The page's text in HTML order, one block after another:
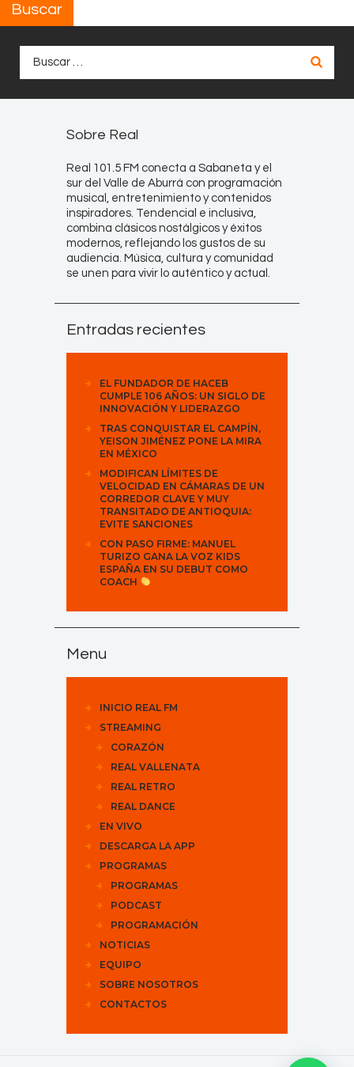
Buscar
Sobre Real
Real 101.5 FM conecta a Sabaneta y el
sur del Valle de Aburrá con programación
musical, entretenimiento y contenidos
inspiradores. Tendencial e inclusiva,
combina clásicos nostálgicos y éxitos
modernos, reflejando los gustos de su
audiencia. Música, cultura y comunidad
se unen para vivir lo auténtico y actual.
Entradas recientes
EL FUNDADOR DE HACEB
CUMPLE 106 AÑOS: UN SIGLO DE
INNOVACIÓN Y LIDERAZGO
TRAS CONQUISTAR EL CAMPÍN,
YEISON JIMÉNEZ PONE LA MIRA
EN MÉXICO
MODIFICAN LÍMITES DE
VELOCIDAD EN CÁMARAS DE UN
CORREDOR CLAVE Y MUY
TRANSITADO DE ANTIOQUIA:
EVITE SANCIONES
CON PASO FIRME: MANUEL
TURIZO GANA LA VOZ KIDS
ESPAÑA EN SU DEBUT COMO
COACH
Menu
INICIO REAL FM
STREAMING
CORAZÓN
REAL VALLENATA
REAL RETRO
REAL DANCE
EN VIVO
DESCARGA LA APP
PROGRAMAS
PROGRAMAS
PODCAST
PROGRAMACIÓN
NOTICIAS
EQUIPO
SOBRE NOSOTROS
CONTACTOS